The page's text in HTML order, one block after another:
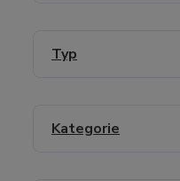
Typ
Kategorie